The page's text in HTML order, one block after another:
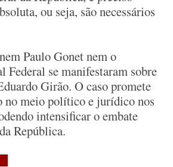
ou seja, são necessários
Paulo Gonet nem o
Federal se manifestaram sobre
Girão. O caso promete
no meio político e jurídico nos
intensificar o embate
República.